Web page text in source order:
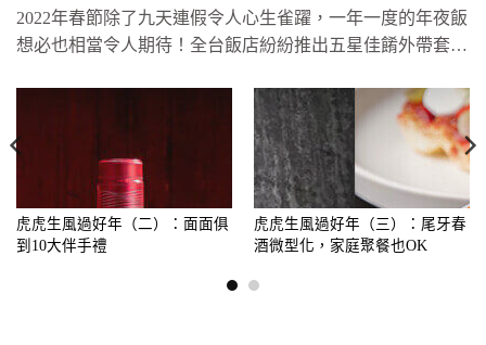
2022年春節除了九天連假令人心生雀躍，一年一度的年夜飯
想必也相當令人期待！全台飯店紛紛推出五星佳餚外帶套
虎虎生風過好年（二）：面面俱
到10大伴手禮
虎虎生風過好年（三）：尾牙春
酒微型化，家庭聚餐也OK